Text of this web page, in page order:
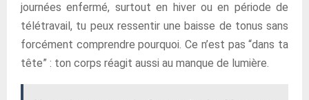
journées enfermé, surtout en hiver ou en période de
télétravail, tu peux ressentir une baisse de tonus sans
forcément comprendre pourquoi. Ce n’est pas “dans ta
tête” : ton corps réagit aussi au manque de lumière.